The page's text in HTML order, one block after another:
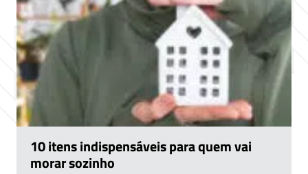
10 itens indispensáveis para quem vai
morar sozinho